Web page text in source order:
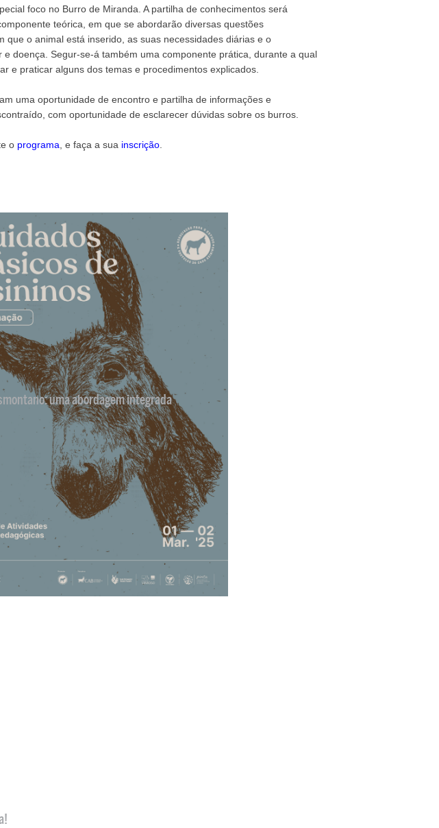
foco no Burro de Miranda. A partilha de conhecimentos será
teórica, em que se abordarão diversas questões
que o animal está inserido, as suas necessidades diárias e o
e doença. Segur-se-á também uma componente prática, durante a qual
e praticar alguns dos temas e procedimentos explicados.
uma oportunidade de encontro e partilha de informações e
com oportunidade de esclarecer dúvidas sobre os burros.
o programa , e faça a sua inscrição
uma abordagem integrada